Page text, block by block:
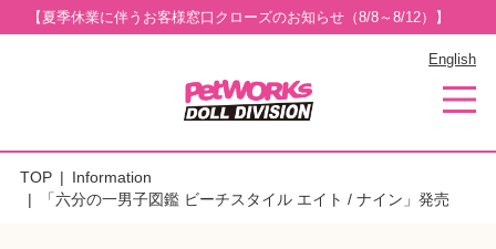
【夏季休業に伴うお客様窓口クローズのお知らせ（8/8～8/12）】
English
TOP
Information
「六分の一男子図鑑 ビーチスタイル エイト / ナイン」発売